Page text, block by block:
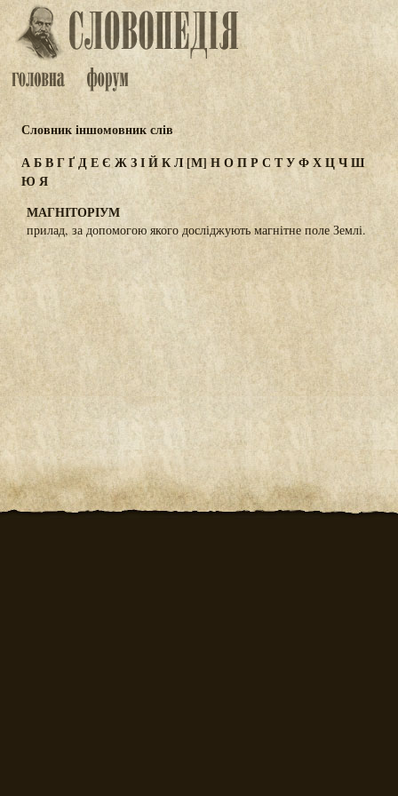
Словник іншомовник слів
АБВГҐДЕЄ ЖЗІЙКЛ[М] НОПР С ТУФХЦЧШ
Ю Я
МАГНІТОРІУМ
прилад, за допомогою якого досліджують магнітне поле Землі.